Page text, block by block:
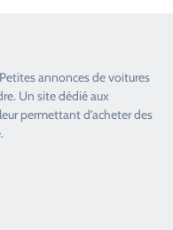
Petites annonces devoitures
Un site dédié aux
leur permettant d’acheter des